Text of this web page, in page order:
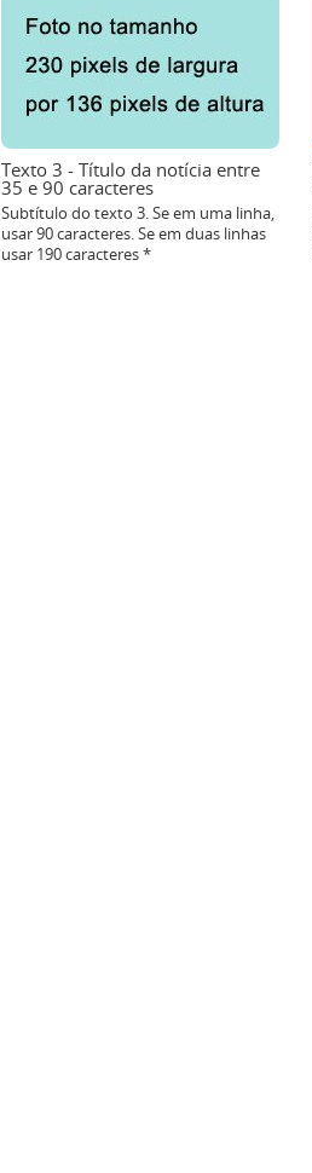
Texto 3 - Título da notícia entre
35 e 90 caracteres
Subtítulo do texto 3. Se em uma linha,
usar 90 caracteres. Se em duas linhas
usar 190 caracteres *